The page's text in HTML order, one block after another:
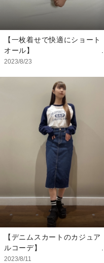
【一枚着せで快適にショート
オール】
室内は涼しいですが、お外で
のボディーシャツがおすすめ
涼しげに過ごせます♪ “スモ
ッキングギャザーショートオ
ール(ベビー)” お外で過ごす
日は、一枚着せ。 室内に入
ったらカーディガンを着せま
す。 室内で過ごす日はボデ
ィシャツに重ね着すれば肩も
冷えすぎず快適に過ごせます
【モデル着用サイズ】
ショートオール：3-
6M/60cm
ヘッドバンド：私物
2023/8/23
【デニムスカートのカジュア
ルコーデ】
ペンシルデニムスカートは少
2023/8/11